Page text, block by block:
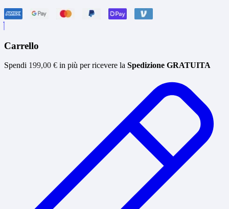
Carrello
Spendi 199,00 € in più per ricevere la Spedizione GRATUITA